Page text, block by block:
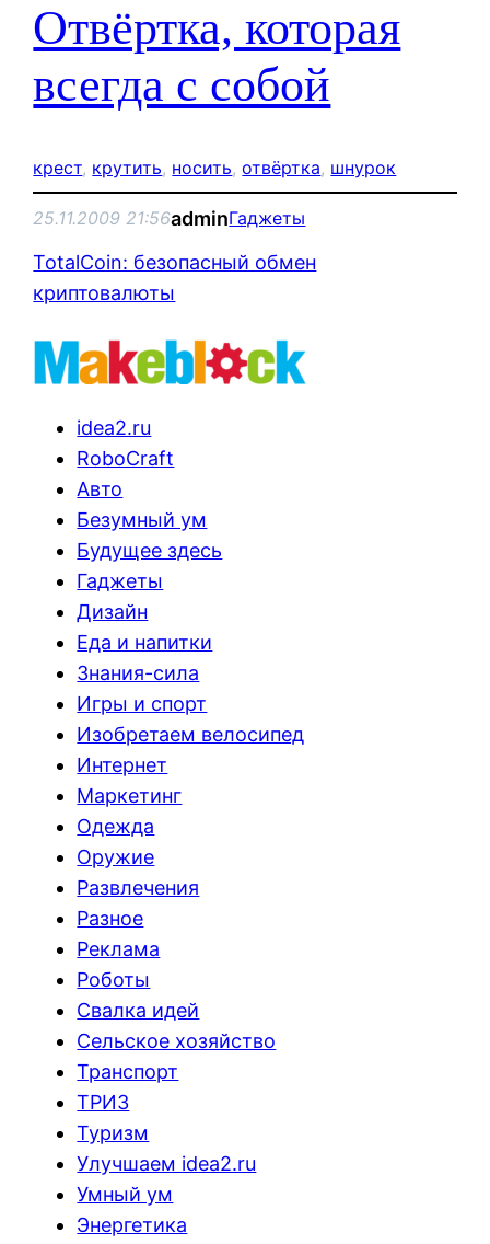
Отвёртка, которая
всегда с собой
крест, крутить, носить, отвёртка, шнурок
25.11.2009 21:56adminГаджеты
TotalCoin: безопасный обмен
криптовалюты
idea2.ru
RoboCraft
Авто
Безумный ум
Будущее здесь
Гаджеты
Дизайн
Еда и напитки
Знания-сила
Игры и спорт
Изобретаем велосипед
Интернет
Маркетинг
Одежда
Оружие
Развлечения
Разное
Реклама
Роботы
Свалка идей
Сельское хозяйство
Транспорт
ТРИЗ
Туризм
Улучшаем idea2.ru
Умный ум
Энергетика